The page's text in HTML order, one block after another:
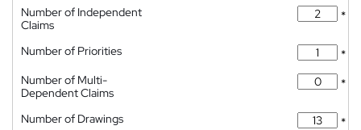
Number of Independent
Claims
*
Number of Priorities
*
Number of Multi-
Dependent Claims
*
Number of Drawings
*